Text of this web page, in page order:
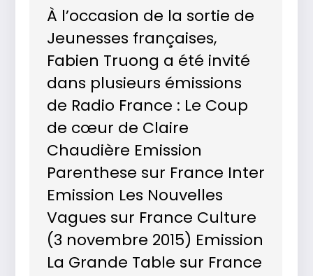
À l’occasion de la sortie de
Jeunesses françaises,
Fabien Truong a été invité
dans plusieurs émissions
de Radio France : Le Coup
de cœur de Claire
Chaudière Emission
Parenthese sur France Inter
Emission Les Nouvelles
Vagues sur France Culture
(3 novembre 2015) Emission
La Grande Table sur France